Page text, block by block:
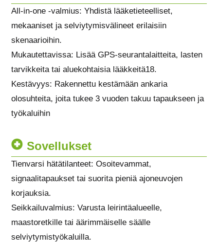
All-in-one -valmius: Yhdistä lääketieteelliset,
mekaaniset ja selviytymisvälineet erilaisiin
skenaarioihin.
Mukautettavissa: Lisää GPS-seurantalaitteita, lasten
tarvikkeita tai aluekohtaisia ​​lääkkeitä18.
Kestävyys: Rakennettu kestämään ankaria
olosuhteita, joita tukee 3 vuoden takuu tapaukseen ja
työkaluihin
Sovellukset
Tienvarsi hätätilanteet: Osoitevammat,
signaalitapaukset tai suorita pieniä ajoneuvojen
korjauksia.
Seikkailuvalmius: Varusta leirintäalueelle,
maastoretkille tai äärimmäiselle säälle
selviytymistyökaluilla.